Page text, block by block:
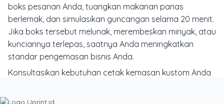
boks pesanan Anda, tuangkan makanan panas
berlemak, dan simulasikan guncangan selama 20 menit.
Jika boks tersebut melunak, merembeskan minyak, atau
kunciannya terlepas, saatnya Anda meningkatkan
standar pengemasan bisnis Anda.
Konsultasikan kebutuhan cetak kemasan kustom Anda
Anda memilih gramasi bahan terbaik, menyempurnakan